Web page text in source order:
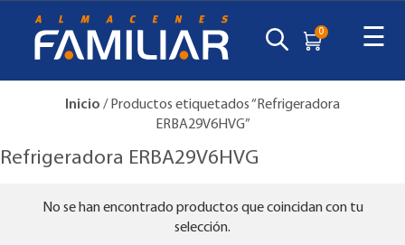
0 ☰
Inicio / Productos etiquetados “Refrigeradora
ERBA29V6HVG”
Refrigeradora ERBA29V6HVG
No se han encontrado productos que coincidan con tu
selección.